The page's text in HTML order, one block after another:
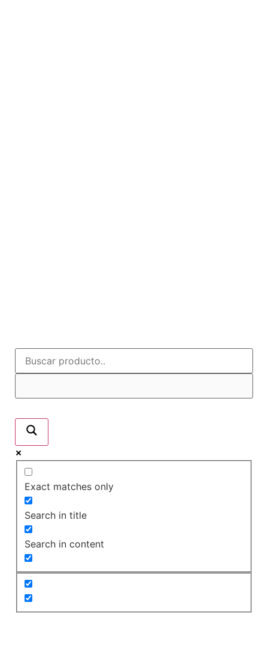
Exact matches only
Search in title
Search in content